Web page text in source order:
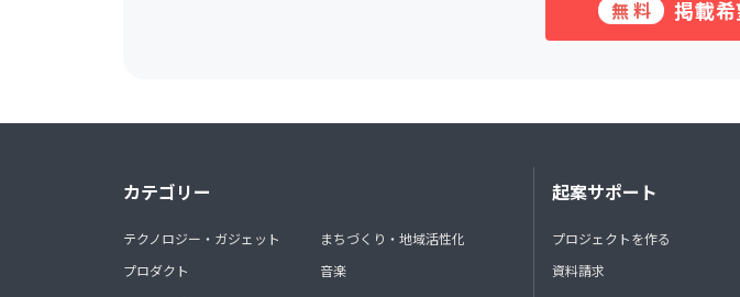
無料 掲載
カテゴリー
テクノロジー・ガジェット
プロダクト
まちづくり・地域活性化
音楽
起案サポート
プロジェクトを作る
資料請求